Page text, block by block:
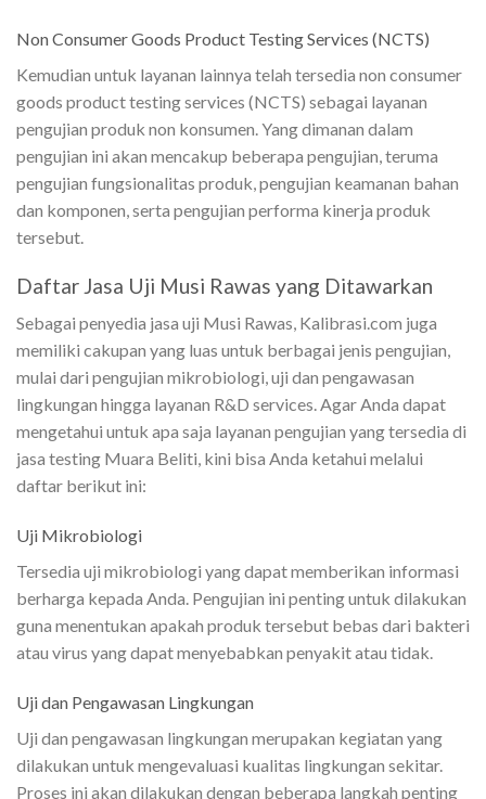
Non Consumer Goods Product Testing Services (NCTS)
Kemudian untuk layanan lainnya telah tersedia non consumer
goods product testing services (NCTS) sebagai layanan
pengujian produk non konsumen. Yang dimanan dalam
pengujian ini akan mencakup beberapa pengujian, teruma
pengujian fungsionalitas produk, pengujian keamanan bahan
dan komponen, serta pengujian performa kinerja produk
tersebut.
Daftar Jasa Uji Musi Rawas yang Ditawarkan
Sebagai penyedia jasa uji Musi Rawas, Kalibrasi.com juga
memiliki cakupan yang luas untuk berbagai jenis pengujian,
mulai dari pengujian mikrobiologi, uji dan pengawasan
lingkungan hingga layanan R&D services. Agar Anda dapat
mengetahui untuk apa saja layanan pengujian yang tersedia di
jasa testing Muara Beliti, kini bisa Anda ketahui melalui
daftar berikut ini:
Uji Mikrobiologi
Tersedia uji mikrobiologi yang dapat memberikan informasi
berharga kepada Anda. Pengujian ini penting untuk dilakukan
guna menentukan apakah produk tersebut bebas dari bakteri
atau virus yang dapat menyebabkan penyakit atau tidak.
Uji dan Pengawasan Lingkungan
Uji dan pengawasan lingkungan merupakan kegiatan yang
dilakukan untuk mengevaluasi kualitas lingkungan sekitar.
Proses ini akan dilakukan dengan beberapa langkah penting